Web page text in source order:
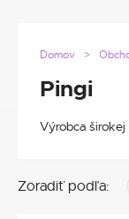
Domov
Pingi
Výrobca
Zoradiť podľa: